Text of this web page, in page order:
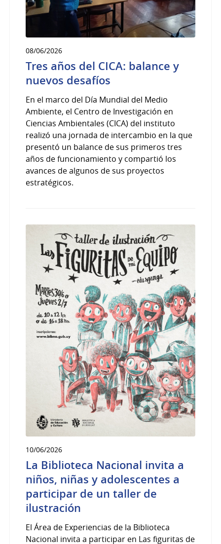
08/06/2026
Tres años del CICA: balance y
nuevos desafíos
En el marco del Día Mundial del Medio
Ambiente, el Centro de Investigación en
Ciencias Ambientales (CICA) del instituto
realizó una jornada de intercambio en la que
presentó un balance de sus primeros tres
años de funcionamiento y compartió los
avances de algunos de sus proyectos
estratégicos.
10/06/2026
La Biblioteca Nacional invita a
niños, niñas y adolescentes a
participar de un taller de
ilustración
El Área de Experiencias de la Biblioteca
Nacional invita a participar en Las figuritas de